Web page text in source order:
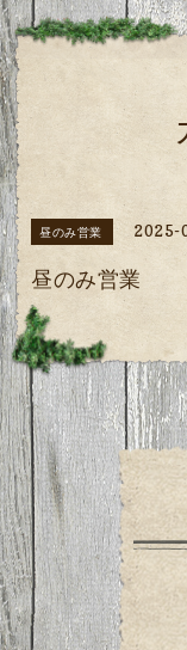
昼のみ営業 2025-
昼のみ営業